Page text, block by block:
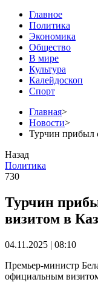
Главное
Политика
Экономика
Общество
В мире
Культура
Калейдоскоп
Спорт
Главная>
Новости>
Турчин прибыл
Назад
Политика
730
Турчин
визитом в
04.11.2025 | 08:10
Премьер-министр
официальным